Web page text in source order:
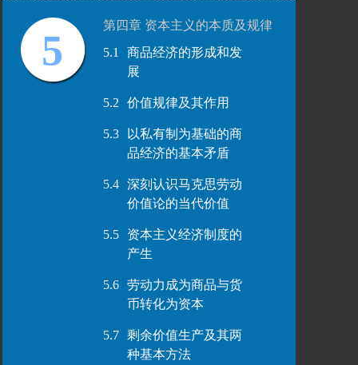
5
第四章 资本主义的本质及规律
5.1
商品经济的形成和发
展
5.2 价值规律及其作用
5.3
以私有制为基础的商
品经济的基本矛盾
5.4
深刻认识马克思劳动
价值论的当代价值
5.5
资本主义经济制度的
产生
5.6
劳动力成为商品与货
币转化为资本
5.7
剩余价值生产及其两
种基本方法